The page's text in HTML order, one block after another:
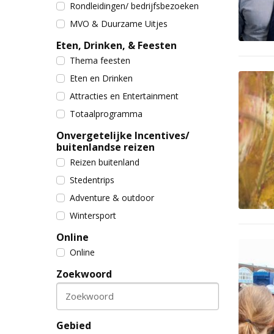
Rondleidingen/ bedrijfsbezoeken
MVO & Duurzame Uitjes
Eten, Drinken, & Feesten
Thema feesten
Eten en Drinken
Attracties en Entertainment
Totaalprogramma
Onvergetelijke Incentives/
buitenlandse reizen
Reizen buitenland
Stedentrips
Adventure & outdoor
Wintersport
Online
Online
Zoekwoord
Zoekwoord
Gebied